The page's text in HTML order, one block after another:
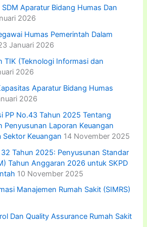
Aparatur Bidang Humas Dan
2026
Humas Pemerintah Dalam
Januari 2026
TIK (Teknologi Informasi dan
2026
Aparatur Bidang Humas
2026
PP No.43 Tahun 2025 Tentang
Penyusunan Laporan Keuangan
Sektor Keuangan 14 November 2025
Tahun 2025: Penyusunan Standar
Tahun Anggaran 2026 untuk SKPD
10 November 2025
Manajemen Rumah Sakit (SIMRS)
Dan Quality Assurance Rumah Sakit